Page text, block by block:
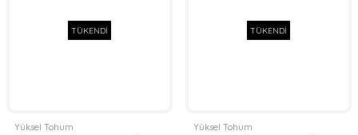
TÜKENDİ
Yüksel Tohum
TÜKENDİ
Yüksel Tohum